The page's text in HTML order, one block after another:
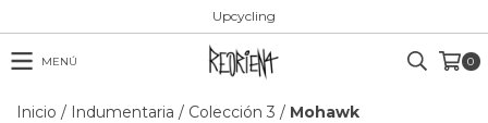
Upcycling
MENÚ 0
Inicio / Indumentaria / Colección 3 / Mohawk